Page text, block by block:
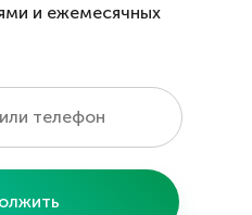
и ежемесячных